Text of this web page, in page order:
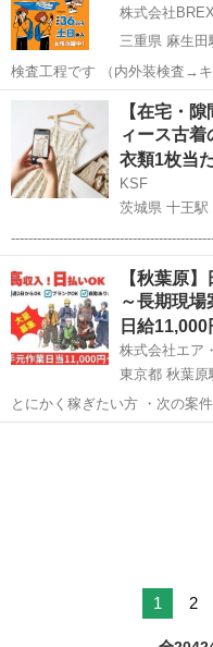
株式会社
三重県 麻生田
検査工程です （内外装検査→
【その他】 …いなべ市 麻生田
【在宅・
ィース古
衣類1枚当
KSF
茨城県 十王駅
るお仕事です。 丁寧に作業
ぐわないお問い合わせや、...
十王駅
【秋葉原
～長期現場
日給11,000
株式会社エア
東京都 秋葉原
とにかく稼ぎたい方 ・次の案
Wワークで…
1 2